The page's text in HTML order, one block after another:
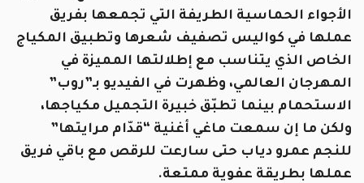
الأجواء الحماسية الطريفة التي تجمعها بفريق
عملها في كواليس تصفيف شعرها وتطبيق المكياج
الخاص الذي يتناسب مع إطلالتها المميزة في
المهرجان العالمي، وظهرت في الفيديو بـ”روب”
الاستحمام بينما تطبّق خبيرة التجميل مكياجها،
ولكن ما إن سمعت ماغي أغنية “قدّام مرايتها”
للنجم عمرو دياب حتى سارعت للرقص مع باقي فريق
عملها بطريقة عفوية ممتعة.